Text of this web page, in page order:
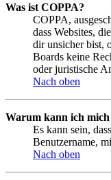
Was ist COPPA?
COPPA,
dass Websites,
dir unsicher bist,
Boards keine
oder juristische
Nach oben
Warum kann ich
Es kann sein,
Benutzername,
Nach oben